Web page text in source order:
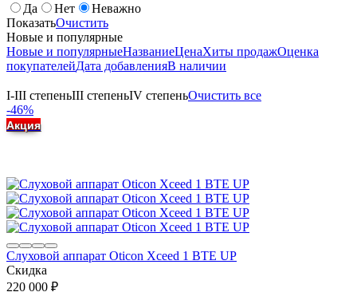
Да
Нет
Неважно
ПоказатьОчистить
Новые и популярные
Новые и популярныеНазваниеЦенаХиты продажОценка
покупателейДата добавленияВ наличии
I-III степеньIII степеньIV степеньОчистить все
-46%
Акция
Слуховой аппарат Oticon Xceed 1 BTE UP
Скидка
220 000 ₽